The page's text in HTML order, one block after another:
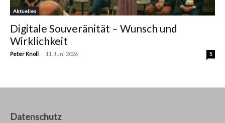
Aktuelles
Digitale Souveränität – Wunsch und
Wirklichkeit
Peter Knoll - 11. Juni 2026 5
Datenschutz